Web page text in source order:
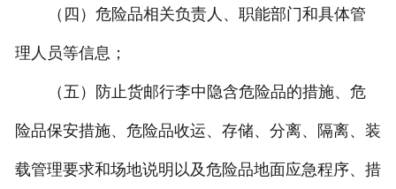
（四） 危险品相关负责人、职能部门和具体管
理人员等信息；
（五） 防止货邮行李中隐含危险品的措施、危
险品保安措施、危险品收运、存储、分离、隔离、装
载管理要求和场地说明以及危险品地面应急程序、措